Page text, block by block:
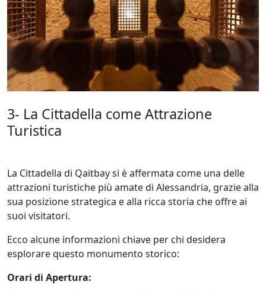
3- La Cittadella come Attrazione
Turistica
La Cittadella di Qaitbay si è affermata come una delle
attrazioni turistiche più amate di Alessandria, grazie alla
sua posizione strategica e alla ricca storia che offre ai
suoi visitatori.
Ecco alcune informazioni chiave per chi desidera
esplorare questo monumento storico:
Orari di Apertura: